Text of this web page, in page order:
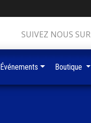
SUIVEZ NOUS SUR
Événements Boutique